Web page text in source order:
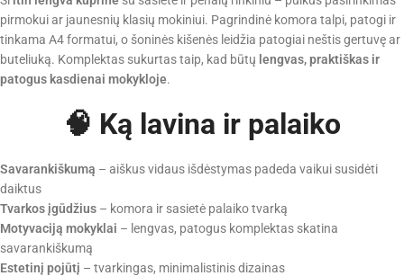
pirmokui ar jaunesnių klasių mokiniui. Pagrindinė komora talpi, patogi ir
tinkama A4 formatui, o šoninės kišenės leidžia patogiai neštis gertuvę ar
buteliuką. Komplektas sukurtas taip, kad būtų lengvas, praktiškas ir
patogus kasdienai mokykloje.
🧠 Ką lavina ir palaiko
Savarankiškumą – aiškus vidaus išdėstymas padeda vaikui susidėti
daiktus
Tvarkos įgūdžius – komora ir sasietė palaiko tvarką
Motyvaciją mokyklai – lengvas, patogus komplektas skatina
savarankiškumą
Estetinį pojūtį – tvarkingas, minimalistinis dizainas